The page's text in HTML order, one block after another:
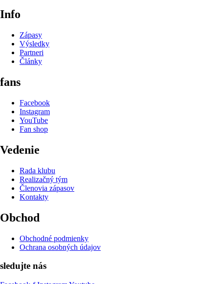
Info
Zápasy
Výsledky
Partneri
Články
fans
Facebook
Instagram
YouTube
Fan shop
Vedenie
Rada klubu
Realizačný tým
Členovia zápasov
Kontakty
Obchod
Obchodné podmienky
Ochrana osobných údajov
sledujte nás